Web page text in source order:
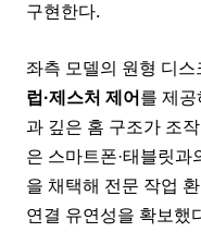
구현한다.
좌측 모델의 원형 디스
럽·제스처 제어를 제
과 깊은 홈 구조가 조
은 스마트폰·태블릿과
을 채택해 전문 작업
연결 유연성을 확보했